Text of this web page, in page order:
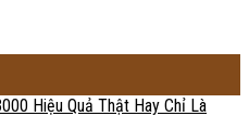
Hiệu Quả Thật Hay Chỉ Là